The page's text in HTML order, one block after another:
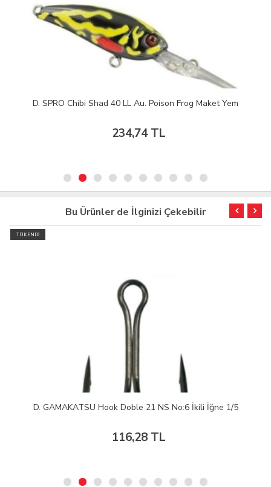
D. SPRO Chibi Shad 40 LL Au. Poison Frog Maket Yem
234,74 TL
Bu Ürünler de İlginizi Çekebilir
TÜKENDİ
D. GAMAKATSU Hook Doble 21 NS No:6 İkili İğne 1/5
116,28 TL